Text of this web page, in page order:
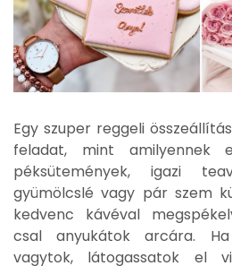
Egy szuper reggeli
feladat, mint amilyennek
péksütemények, igazi
gyümölcslé vagy pár szem
kedvenc kávéval
csal anyukátok arcára.
vagytok, látogassatok el